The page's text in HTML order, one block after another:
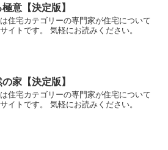
意【決定版】
住宅カテゴリーの専門家が住宅について
イトです。 気軽にお読みください。
家【決定版】
住宅カテゴリーの専門家が住宅について
イトです。 気軽にお読みください。